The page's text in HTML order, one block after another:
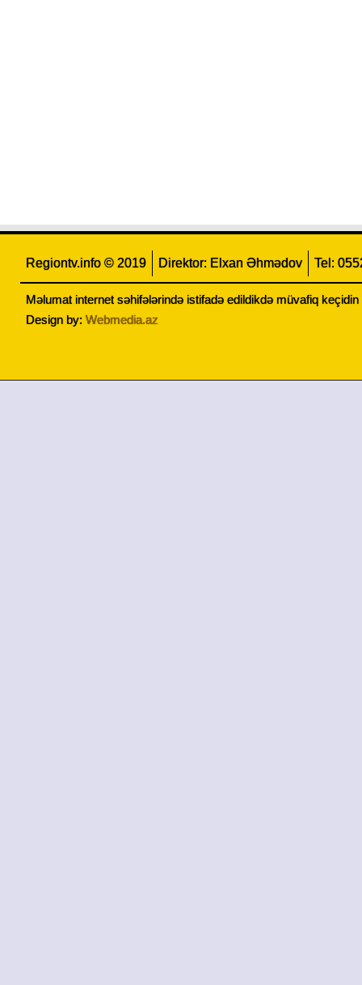
Regiontv.info © 2019 Direktor: Elxan Əhmədov Tel:
Məlumat internet səhifələrində istifadə edildikdə müvafiq keçidin
Design by: Webmedia.az